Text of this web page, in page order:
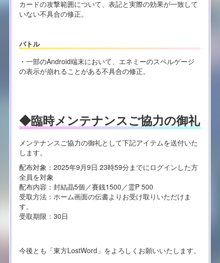
カードの攻撃範囲について、表記と実際の効果が一致して
いない不具合の修正。
バトル
・一部のAndroid端末において、エネミーのスペルゲージ
の表示が崩れることがある不具合の修正。
◆臨時メンテナンスご協力の御礼
メンテナンスご協力の御礼として下記アイテムを送付いた
します。
配布対象：2025年9月9日 23時59分までにログインした方
全員を対象
配布内容：封結晶5個／賽銭1500／霊P 500
受取方法：ホーム画面の伝書よりお受け取りいただけま
す。
受取期限：30日
今後とも「東方LostWord」をよろしくお願いいたします。